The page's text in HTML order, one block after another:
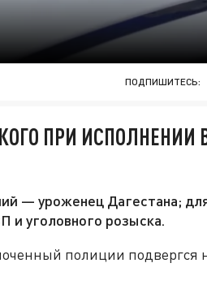
ПОДПИШИТЕСЬ:
ПРИ ИСПОЛНЕНИИ
— уроженец Дагестана;
и уголовного розыска.
полиции